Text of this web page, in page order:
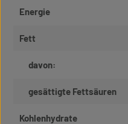
Energie
Fett
davon:
gesättigte Fettsäuren
Kohlenhydrate